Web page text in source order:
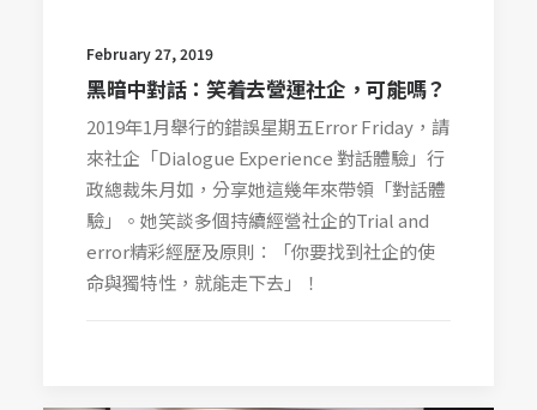
February 27, 2019
黑暗中對話：笑着去營運社企，可能嗎？
2019年1月舉行的錯誤星期五Error Friday，請
來社企「Dialogue Experience 對話體驗」行
政總裁朱月如，分享她這幾年來帶領「對話體
驗」。她笑談多個持續經營社企的Trial and
error精彩經歷及原則：「你要找到社企的使
命與獨特性，就能走下去」！